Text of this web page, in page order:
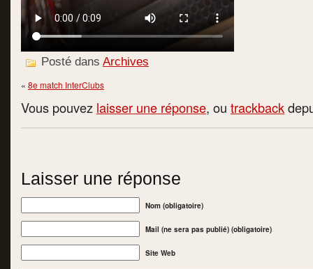
Posté dans Archives
« 8e match InterClubs
Vous pouvez laisser une réponse, ou trackback
Laisser une réponse
Nom (obligatoire)
Mail (ne sera pas publié) (obligatoire)
Site Web